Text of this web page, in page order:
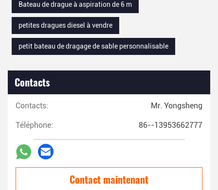
Bateau de drague à aspiration de 6 m
petites dragues diesel à vendre
petit bateau de dragage de sable personnalisable
Contacts
Contacts: Mr. Yongsheng
Téléphone: 86--13953662777
Contact maintenant